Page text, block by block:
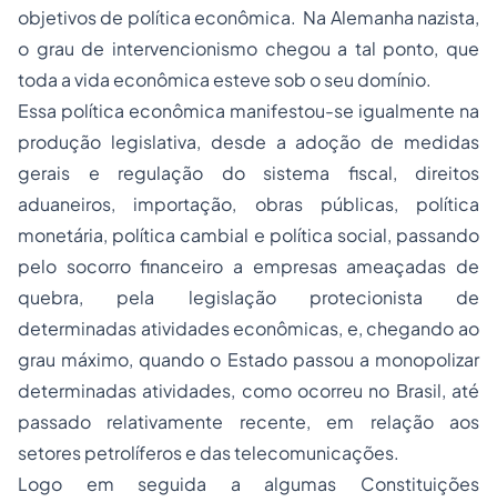
objetivos de política econômica. Na Alemanha nazista,
o grau de intervencionismo chegou a tal ponto, que
toda a vida econômica esteve sob o seu domínio.
Essa política econômica manifestou-se igualmente na
produção legislativa, desde a adoção de medidas
gerais e regulação do sistema fiscal, direitos
aduaneiros, importação, obras públicas, política
monetária, política cambial e política social, passando
pelo socorro financeiro a empresas ameaçadas de
quebra, pela legislação protecionista de
determinadas atividades econômicas, e, chegando ao
grau máximo, quando o Estado passou a monopolizar
determinadas atividades, como ocorreu no Brasil, até
passado relativamente recente, em relação aos
setores petrolíferos e das telecomunicações.
Logo em seguida a algumas Constituições